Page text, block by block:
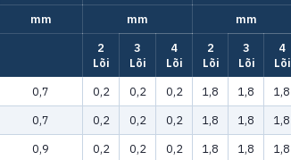
mm mm mm
2
Lõi
3
Lõi
4
Lõi
2
Lõi
3
Lõi
4
Lõi
0,7 0,2 0,2 0,2 1,8 1,8 1,8
0,7 0,2 0,2 0,2 1,8 1,8 1,8
0,9 0,2 0,2 0,2 1,8 1,8 1,8